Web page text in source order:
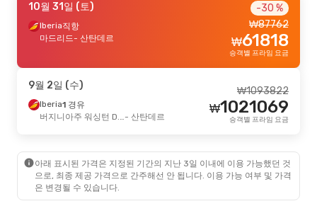
8월 24일 (월)- 8월 27일 (목)
Iberia직항
마드리드- 산탄데르
244317
220915
9월 4일 (금)
Qatar Airways2 경유
산탄데르- 서울
2213493
10월 31일 (토)
Iberia직항
마드리드- 산탄데르
-30 %
87762
₩
61818
₩
승객별 프라임 요금
9월 2일 (수)
Iberia1 경유
버지니아주 워싱턴 D.C.(알링턴 카운티)- 산탄데르
1093822
₩
1021069
₩
승객별 프라임 요금
아래 표시된 가격은 지정된 기간의 지난 3일 이내에 이용 가능했던 것
으로, 최종 제공 가격으로 간주해선 안 됩니다. 이용 가능 여부 및 가격
은 변경될 수 있습니다.